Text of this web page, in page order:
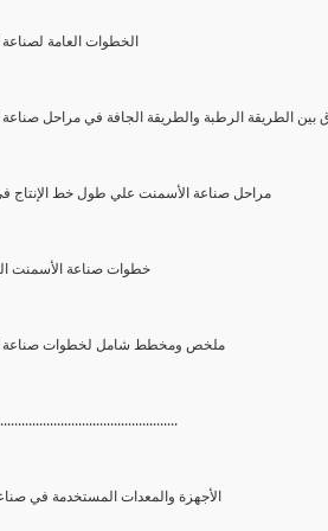
(20) الخطوات العامة
بين الطريقة الرطبة والطريقة الجافة في مراحل
(22) مراحل صناعة الأسمنت علي طول خط الإنتاج
(23) خطوات صناعة الأسمنت
(24) ملخص ومخطط شامل لخطوات
7- الأجهزة والمعدات المستخدمة في